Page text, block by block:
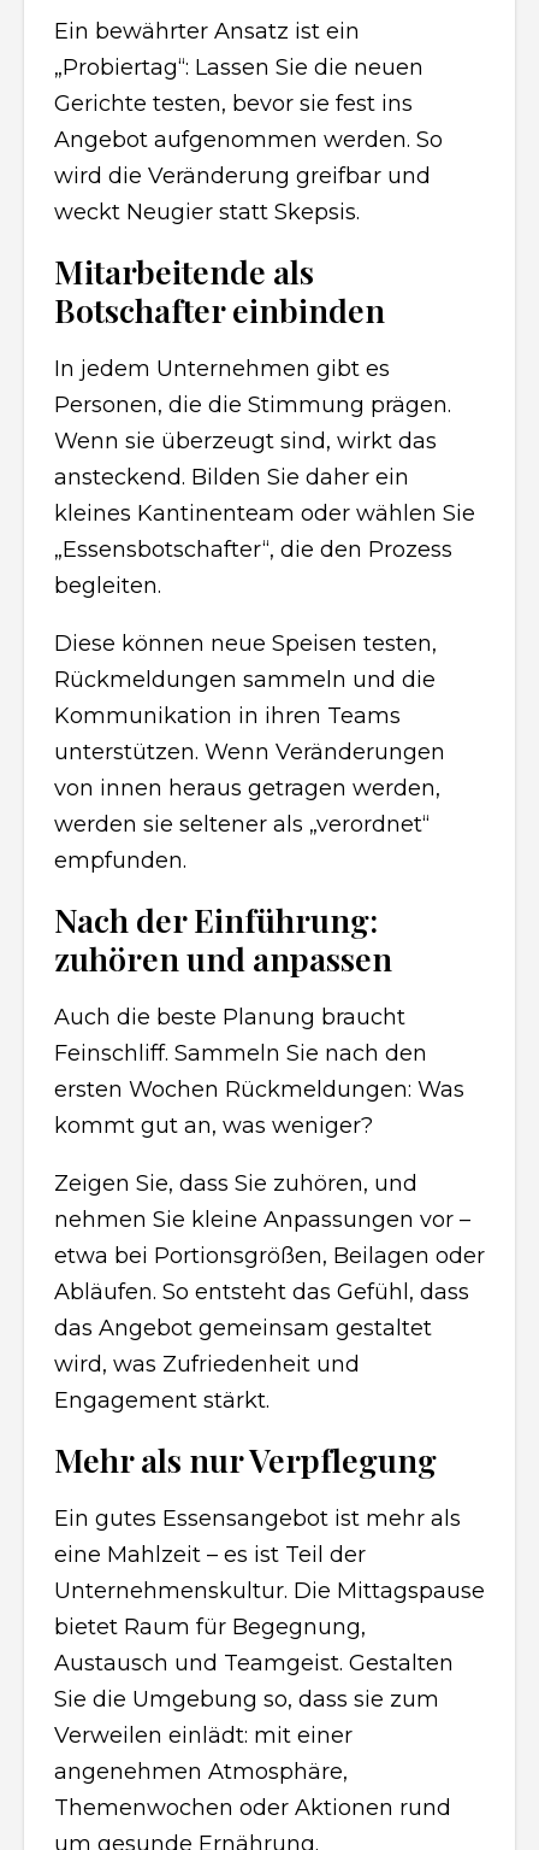
Ein bewährter Ansatz ist ein
„Probiertag“: Lassen Sie die neuen
Gerichte testen, bevor sie fest ins
Angebot aufgenommen werden. So
wird die Veränderung greifbar und
weckt Neugier statt Skepsis.
Mitarbeitende als
Botschafter einbinden
In jedem Unternehmen gibt es
Personen, die die Stimmung prägen.
Wenn sie überzeugt sind, wirkt das
ansteckend. Bilden Sie daher ein
kleines Kantinenteam oder wählen Sie
„Essensbotschafter“, die den Prozess
begleiten.
Diese können neue Speisen testen,
Rückmeldungen sammeln und die
Kommunikation in ihren Teams
unterstützen. Wenn Veränderungen
von innen heraus getragen werden,
werden sie seltener als „verordnet“
empfunden.
Nach der Einführung:
zuhören und anpassen
Auch die beste Planung braucht
Feinschliff. Sammeln Sie nach den
ersten Wochen Rückmeldungen: Was
kommt gut an, was weniger?
Zeigen Sie, dass Sie zuhören, und
nehmen Sie kleine Anpassungen vor –
etwa bei Portionsgrößen, Beilagen oder
Abläufen. So entsteht das Gefühl, dass
das Angebot gemeinsam gestaltet
wird, was Zufriedenheit und
Engagement stärkt.
Mehr als nur Verpflegung
Ein gutes Essensangebot ist mehr als
eine Mahlzeit – es ist Teil der
Unternehmenskultur. Die Mittagspause
bietet Raum für Begegnung,
Austausch und Teamgeist. Gestalten
Sie die Umgebung so, dass sie zum
Verweilen einlädt: mit einer
angenehmen Atmosphäre,
Themenwochen oder Aktionen rund
um gesunde Ernährung.